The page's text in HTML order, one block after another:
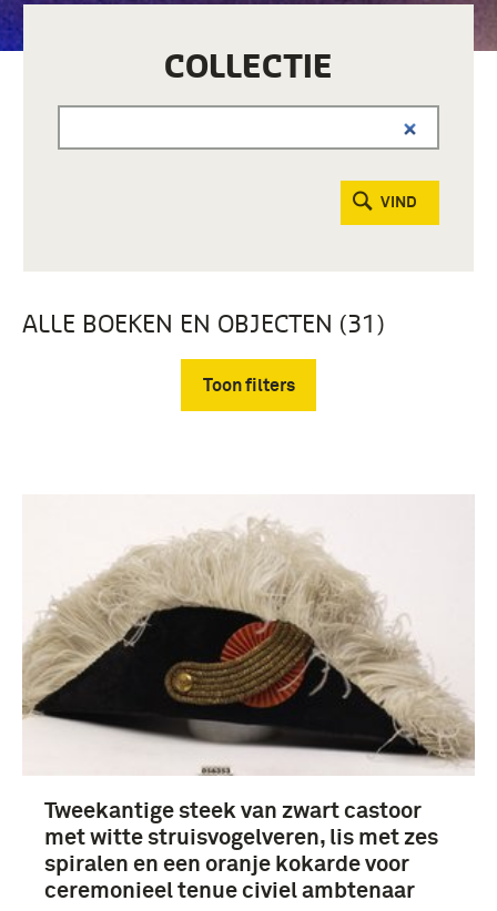
COLLECTIE
VIND
ALLE BOEKEN EN OBJECTEN (31)
Toon filters
hoofddeksels (31)
Militaire Huis (31)
Juliana (koningin der Nederlanden) (8)
adjudant (8)
Vice-admiraal (6)
Tweekantige steek van zwart castoor
met witte struisvogelveren, lis met zes
spiralen en een oranje kokarde voor
ceremonieel tenue civiel ambtenaar